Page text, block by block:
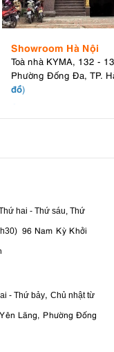
Showroom Hà Nội
Toà nhà KYMA, 132 -
Phường Đống Đa, TP.
đồ)
hai - Thứ sáu, Thứ
) 96 Nam Kỳ Khởi
- Thứ bảy, Chủ nhật từ
Lãng, Phường Đống